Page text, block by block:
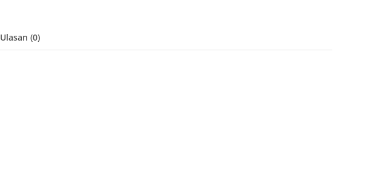
Ulasan (0)